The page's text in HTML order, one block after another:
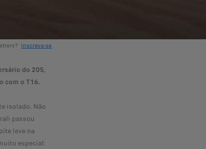
Inscreva-se
do 205,
com o T16.
isolado. Não
passou
leve na
especial: